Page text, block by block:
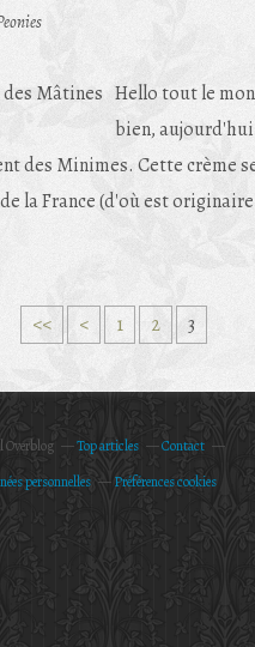
Hello tout le
bien, aujourd'hui
des Minimes. Cette crème
la France (d'où est
<< < 1 2 3
Top articles
Contact
personnelles Préférences cookies